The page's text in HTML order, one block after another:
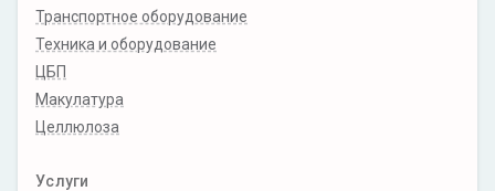
Транспортное оборудование
Техника и оборудование
ЦБП
Макулатура
Целлюлоза
Услуги